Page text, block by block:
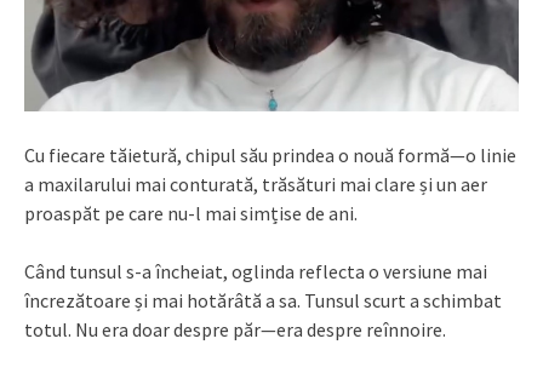
Cu fiecare tăietură, chipul său prindea o nouă formă—o linie
a maxilarului mai conturată, trăsături mai clare și un aer
proaspăt pe care nu-l mai simțise de ani.
Când tunsul s-a încheiat, oglinda reflecta o versiune mai
încrezătoare și mai hotărâtă a sa. Tunsul scurt a schimbat
totul. Nu era doar despre păr—era despre reînnoire.